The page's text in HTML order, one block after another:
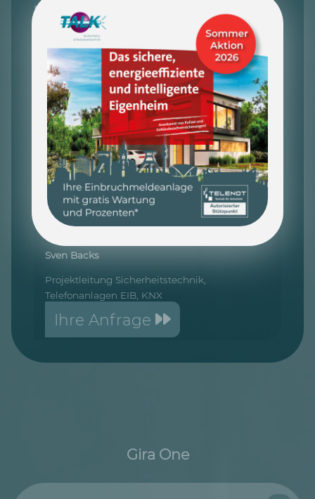
per Smartphone oder Tablet steuerbar.
Dank des KNX/EIB Standards ist das
gesamte System auch nachträglich
jederzeit erweiterbar und lässt sich so
gezielt Ihren geänderten Bedürfnissen
anpassen.
Avigilon Zertifikat Bauta 2017
Sven Backs
Projektleitung Sicherheitstechnik,
Telefonanlagen EIB, KNX
Ihre Anfrage
Gira One